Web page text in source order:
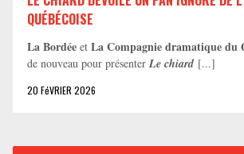
QUÉBÉCOISE
La Bordée et La Compagnie dramatique du
de nouveau pour présenter Le chiard [...]
20 FéVRIER 2026